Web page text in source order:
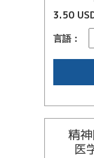
3.50
言語：
精神
医